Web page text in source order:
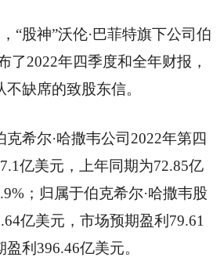
“股神”沃伦·巴菲特旗下公司伯
了2022年四季度和全年财报，
缺席的致股东信。
克希尔·哈撒韦公司2022年第四
亿美元，上年同期为72.85亿
；归属于伯克希尔·哈撒韦股
亿美元，市场预期盈利79.61
利396.46亿美元。